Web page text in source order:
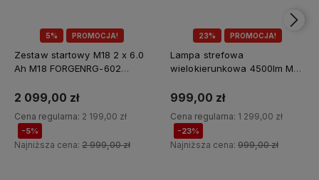
5% PROMOCJA!
Zestaw startowy M18 2 x 6.0
Ah M18 FORGENRG-602
2 099,00 zł
Cena regularna: 2 199,00 zł
-5%
Najniższa cena: 2 999,00 zł
23% PROMOCJA!
Lampa strefowa
wielokierunkowa 4500lm M18
999,00 zł
Cena regularna: 1 299,00 zł
-23%
Najniższa cena: 999,00 zł